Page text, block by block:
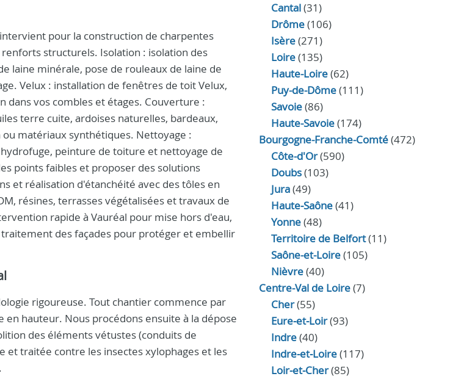
pour la construction de charpentes
structurels. Isolation : isolation des
laine minérale, pose de rouleaux de laine de
Velux : installation de fenêtres de toit Velux,
vos combles et étages. Couverture :
terre cuite, ardoises naturelles, bardeaux,
matériaux synthétiques. Nettoyage :
peinture de toiture et nettoyage de
points faibles et proposer des solutions
et réalisation d'étanchéité avec des tôles en
résines, terrasses végétalisées et travaux de
rapide à Vauréal pour mise hors d'eau,
des façades pour protéger et embellir
rigoureuse. Tout chantier commence par
hauteur. Nous procédons ensuite à la dépose
des éléments vétustes (conduits de
et traitée contre les insectes xylophages et les
Cantal(31)
Drôme(106)
Isère(271)
Loire(135)
Haute-Loire(62)
Puy-de-Dôme(111)
Savoie(86)
Haute-Savoie(174)
Bourgogne-Franche-Comté(472)
Côte-d'Or(590)
Doubs(103)
Jura(49)
Haute‑Saône(41)
Yonne(48)
Territoire de Belfort(11)
Saône-et-Loire(105)
Nièvre(40)
Centre-Val de Loire(7)
Cher(55)
Eure‑et‑Loir(93)
Indre(40)
Indre‑et‑Loire(117)
Loir‑et‑Cher(85)